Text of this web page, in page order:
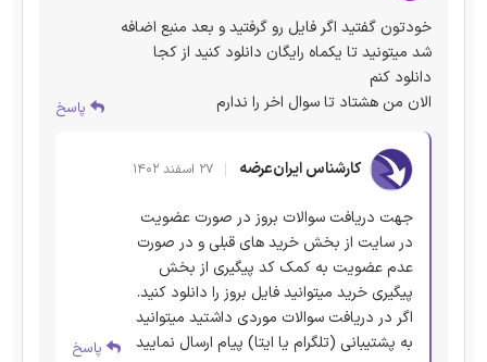
خودتون گفتید اگر فایل رو گرفتید و بعد منبع اضافه
شد میتونید تا یکماه رایگان دانلود کنید از کجا
دانلود کنم
الان من هشتاد تا سوال اخر را ندارم
پاسخ
کارشناس ایران‌عرضه ۲۷ اسفند ۱۴۰۲
جهت دریافت سوالات بروز در صورت عضویت
در سایت از بخش خرید های قبلی و در صورت
عدم عضویت به کمک کد پیگیری از بخش
پیگیری خرید میتوانید فایل بروز را دانلود کنید.
اگر در دریافت سوالات موردی داشتید میتوانید
به پشتیبانی (تلگرام یا ایتا) پیام ارسال نمایید
پاسخ